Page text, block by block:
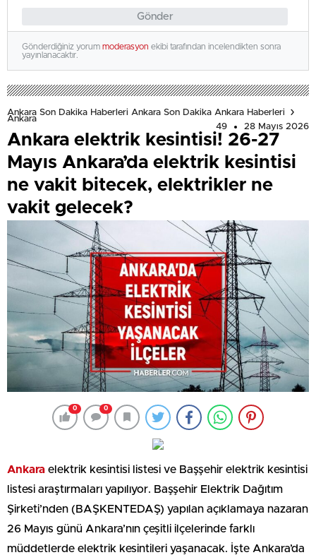
Gönder
Gönderdiğiniz yorum moderasyon ekibi tarafından incelendikten sonra
yayınlanacaktır.
Ankara Son Dakika Haberleri Ankara Son Dakika Ankara Haberleri
Ankara
49
28 Mayıs 2026
Ankara elektrik kesintisi! 26-27
Mayıs Ankara’da elektrik kesintisi
ne vakit bitecek, elektrikler ne
vakit gelecek?
0 0
Ankara elektrik kesintisi listesi ve Başşehir elektrik kesintisi
listesi araştırmaları yapılıyor. Başşehir Elektrik Dağıtım
Şirketi’nden (BAŞKENTEDAŞ) yapılan açıklamaya nazaran
26 Mayıs günü Ankara’nın çeşitli ilçelerinde farklı
müddetlerde elektrik kesintileri yaşanacak. İşte Ankara’da